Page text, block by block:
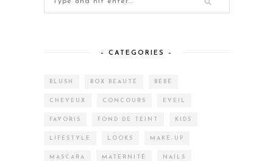
– CATEGORIES –
BLUSH BOX BEAUTÉ BÉBÉ
CHEVEUX CONCOURS EVEIL
FAVORIS FOND DE TEINT KIDS
LIFESTYLE LOOKS MAKE-UP
MASCARA MATERNITÉ NAILS